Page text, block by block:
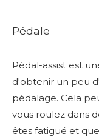
Pédale
Pédal-assist est
d'obtenir un peu
pédalage. Cela
vous roulez dans
êtes fatigué et